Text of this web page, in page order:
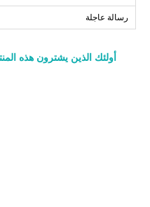
48
50
رسالة عاجلة
أولئك الذين يشترون هذه